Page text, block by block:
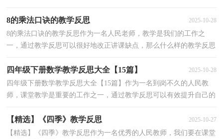
8的乘法口诀的教学反思 2025-10-28
8的乘法口诀的教学反思作为一名人民老师，教学是我们的工作之
一，通过教学反思可以很好地改正讲课缺点，那么什么样的教学反思
四年级下册数学教学反思大全【15篇】 2025-10-28
四年级下册数学教学反思大全【15篇】作为一名到岗不久的人民教
师，课堂教学是重要的工作之一，通过教学反思可以有效提升自己的
【精选】《四季》教学反思 2025-10-27
【精选】《四季》教学反思作为一名优秀的人民教师，我们要在课堂